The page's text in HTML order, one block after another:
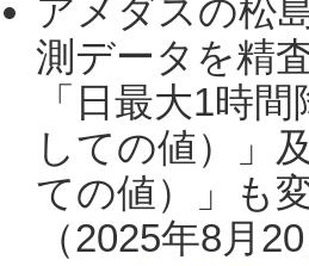
アメダスの松
測データを精
「日最大1時
しての値）」
ての値）」も
（2025年8月20